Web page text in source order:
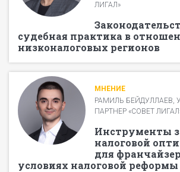
ЛИГАЛ»
судебная практика в
низконалоговых регионов
МНЕНИЕ
РАМИЛЬ БЕЙДУЛЛАЕВ,
ПАРТНЕР «СОВЕТ
Инструменты
налоговой
для
условиях налоговой реформы